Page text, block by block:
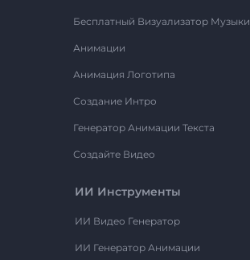
Бесплатный Визуализатор Музыки
Анимации
Анимация Логотипа
Создание Интро
Генератор Анимации Текста
Создайте Видео
ИИ Инструменты
ИИ Видео Генератор
ИИ Генератор Анимации